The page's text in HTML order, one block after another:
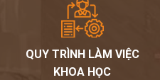
QUY TRÌNH LÀM VIỆC
KHOA HỌC